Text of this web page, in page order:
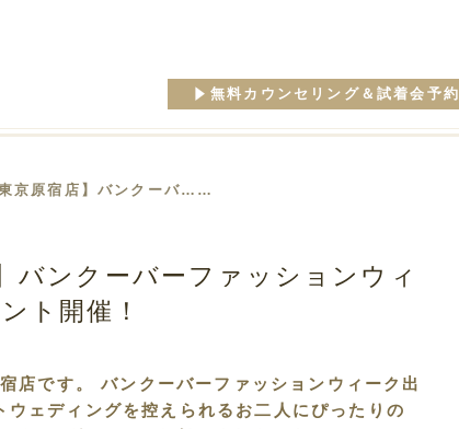
無料カウンセリング＆試着会予約
京原宿店】バンクーバ……
バンクーバーファッションウィ
ト開催！
です。 バンクーバーファッションウィーク出
ェディングを控えられるお二人にぴったりの